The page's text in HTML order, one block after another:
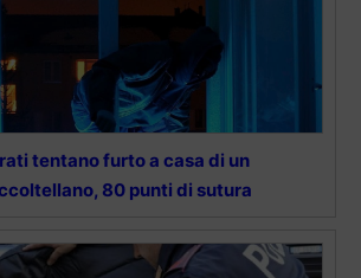
tentano furto a casa di un
80 punti di sutura